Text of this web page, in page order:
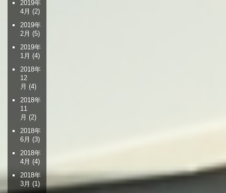
2019年
4月 (2)
2019年
2月 (5)
2019年
1月 (4)
2018年
12
月 (4)
2018年
11
月 (2)
2018年
6月 (3)
2018年
4月 (4)
2018年
3月 (1)